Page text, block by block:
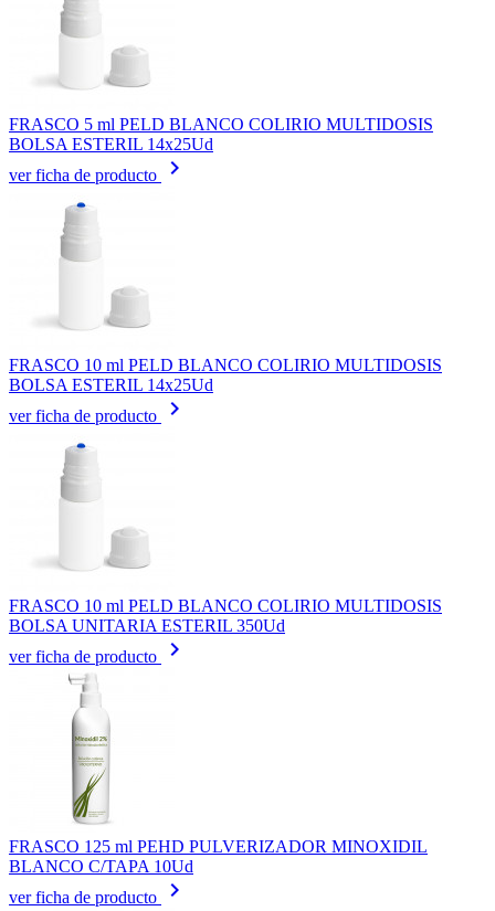
FRASCO 5 ml PELD BLANCO COLIRIO MULTIDOSIS
BOLSA ESTERIL 14x25Ud
ver ficha de producto
keyboard_arrow_right
FRASCO 10 ml PELD BLANCO COLIRIO MULTIDOSIS
BOLSA ESTERIL 14x25Ud
ver ficha de producto
keyboard_arrow_right
FRASCO 10 ml PELD BLANCO COLIRIO MULTIDOSIS
BOLSA UNITARIA ESTERIL 350Ud
ver ficha de producto
keyboard_arrow_right
FRASCO 125 ml PEHD PULVERIZADOR MINOXIDIL
BLANCO C/TAPA 10Ud
ver ficha de producto
keyboard_arrow_right